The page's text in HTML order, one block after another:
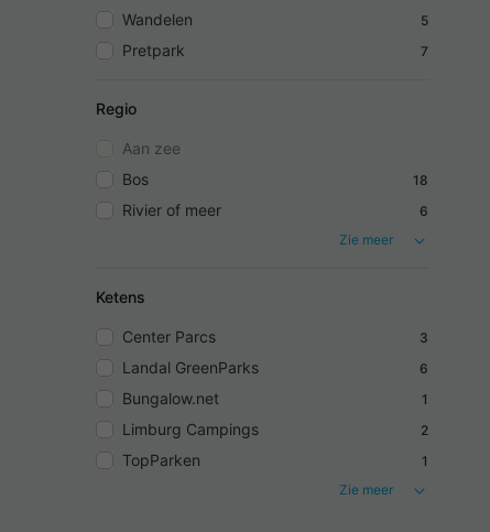
Wandelen 5
Pretpark 7
Regio
Aan zee
Bos
18
Rivier of meer
6
Zie meer
Ketens
Center Parcs 3
Landal GreenParks 6
Bungalow.net 1
Limburg Campings 2
TopParken
1
Zie meer